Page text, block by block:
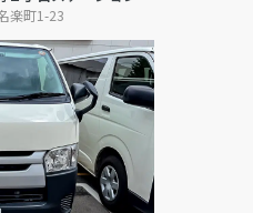
楽町1-23